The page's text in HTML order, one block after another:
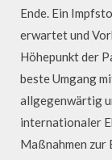
Ende. Ein
erwartet und
Höhepunkt der
beste Umgang
allgegenwärtig
internationaler
Maßnahmen zur